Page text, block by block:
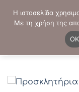
στο
ΤΗΛΕΦΩΝΙΚΕΣ
Η ιστοσελίδα
Με τη χρήση της
OK